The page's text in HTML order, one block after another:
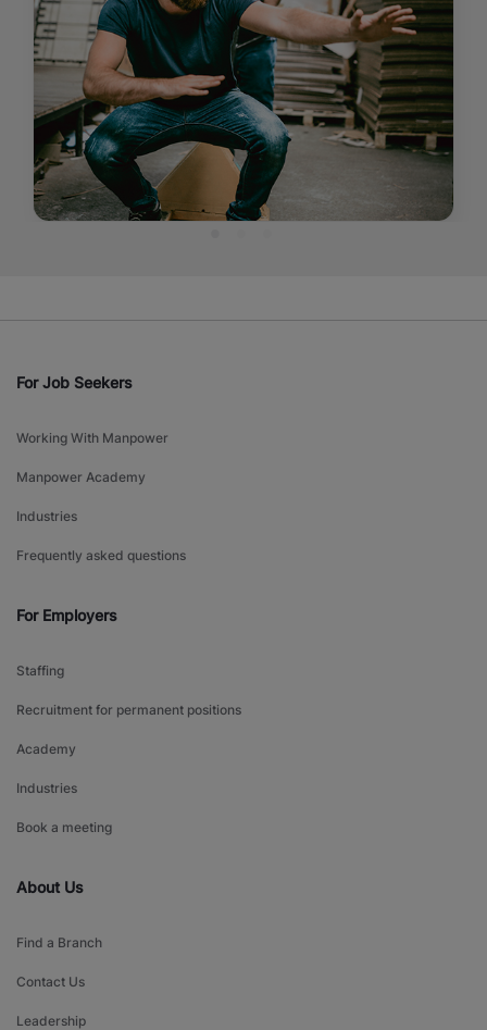
For Job Seekers
Working With Manpower
Manpower Academy
Industries
Frequently asked questions
For Employers
Staffing
Recruitment for permanent positions
Academy
Industries
Book a meeting
About Us
Find a Branch
Contact Us
Leadership